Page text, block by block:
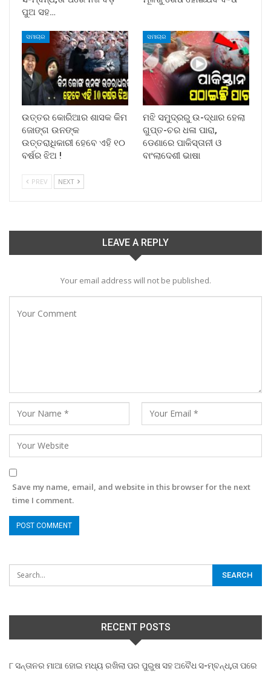
ପୁଅ ସହ…
ସମାଚାର
ଉତ୍ତର କୋରିଆର ଶାସକ କିମ
ଜୋଙ୍ଗ ଉନଙ୍କ
ଉତ୍ତରାଧିକାରୀ ହେବେ ଏହି ୧୦
ବର୍ଷର ଝିଅ !
ସମାଚାର
ମଝି ସମୁଦ୍ରରୁ ଉ-ଦ୍ଧାର ହେଲା
ଗୁପ୍ତ-ଚର ଧଳା ପାରା,
ଡେଣାରେ ପାକିସ୍ତାନୀ ଓ
ବାଂଲାଦେଶୀ ଭାଷା
PREV NEXT
LEAVE A REPLY
Your email address will not be published.
Save my name, email, and website in this browser for the next
time I comment.
RECENT POSTS
୮ ସନ୍ତାନର ମାଆ ହୋଇ ମଧ୍ୟ ରଖିଲା ପର ପୁରୁଷ ସହ ଅବୈଧ ସ-ମ୍ବନ୍ଧ,ତା ପରେ